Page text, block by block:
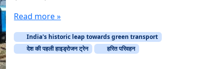
Read more »
India's historic leap towards green transport
देश की पहली हाइड्रोजन ट्रेन
हरित परिवहन